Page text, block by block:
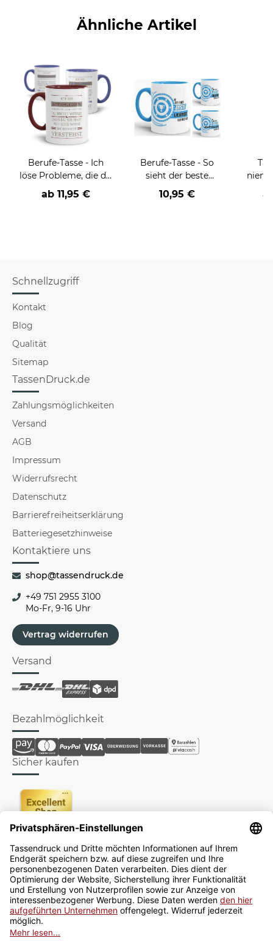
Ähnliche Artikel
Berufe-Tasse - Ich
löse Probleme, die du
nicht verstehst -
verschiedene Berufe
ab 11,95 €
Berufe-Tasse - So
sieht der beste
BERUF aus -
verschiedene Berufe
10,95 €
Schnellzugriff
Kontakt
Blog
Qualität
Sitemap
TassenDruck.de
Zahlungsmöglichkeiten
Versand
AGB
Impressum
Widerrufsrecht
Datenschutz
Barrierefreiheitserklärung
Batteriegesetzhinweise
Kontaktiere uns
shop@tassendruck.de
+49 751 2955 3100
Mo-Fr, 9-16 Uhr
Vertrag widerrufen
Versand
Bezahlmöglichkeit
Sicher kaufen
Newsletter